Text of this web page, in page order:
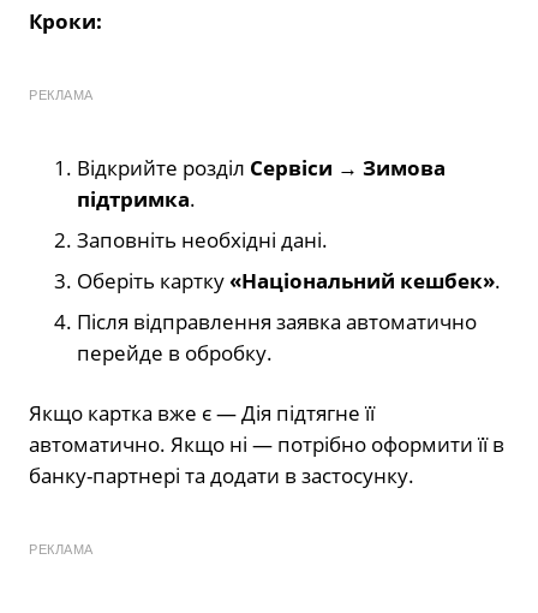
Кроки:
РЕКЛАМА
Відкрийте розділ Сервіси → Зимова
підтримка.
Заповніть необхідні дані.
Оберіть картку«Національний кешбек».
Після відправлення заявка автоматично
перейде в обробку.
Якщо картка вже є — Дія підтягне її
автоматично. Якщо ні — потрібно оформити її в
банку-партнері та додати в застосунку.
РЕКЛАМА